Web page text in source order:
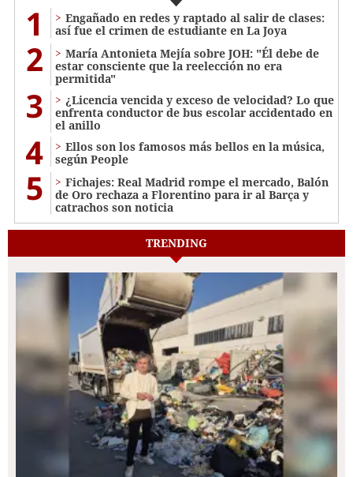
1
Engañado en redes y raptado al salir de clases:
así fue el crimen de estudiante en La Joya
2
María Antonieta Mejía sobre JOH: "Él debe de
estar consciente que la reelección no era
permitida"
3
¿Licencia vencida y exceso de velocidad? Lo que
enfrenta conductor de bus escolar accidentado en
el anillo
4
Ellos son los famosos más bellos en la música,
según People
5
Fichajes: Real Madrid rompe el mercado, Balón
de Oro rechaza a Florentino para ir al Barça y
catrachos son noticia
TRENDING